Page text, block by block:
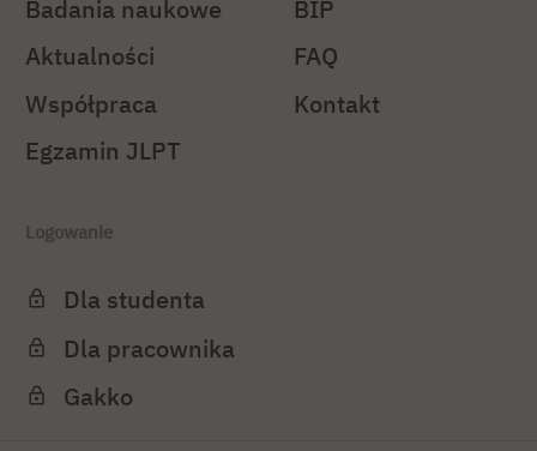
Badania naukowe
Aktualności
Współpraca
Egzamin JLPT
BIP
FAQ
Kontakt
Logowanie
Dla studenta
Dla pracownika
Gakko